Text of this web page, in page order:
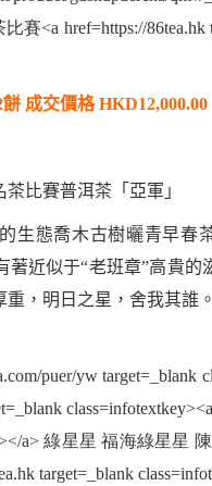
餅 成交價格HKD12,000.00
茶比賽普洱茶 「亞軍」
的生態喬木古樹曬青早春
著近似于“老班章”高貴的
重，明日之星，舍我其誰。